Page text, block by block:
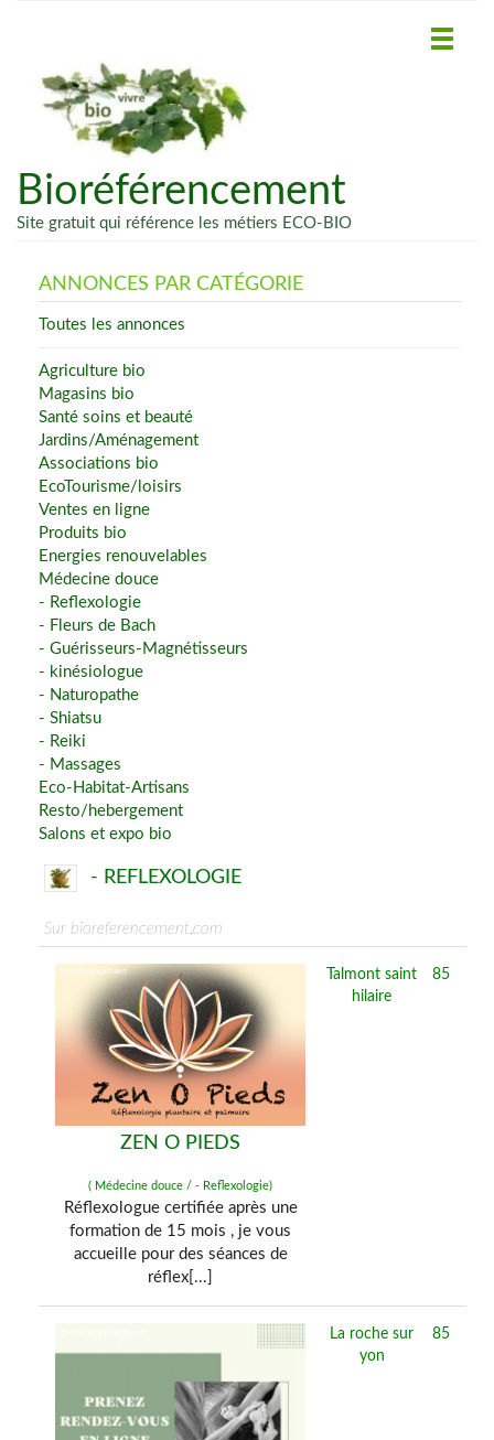
Bioréférencement
Site gratuit qui référence les métiers ECO-BIO
ANNONCES PAR CATÉGORIE
Toutes les annonces
Agriculture bio
Magasins bio
Santé soins et beauté
Jardins/Aménagement
Associations bio
EcoTourisme/loisirs
Ventes en ligne
Produits bio
Energies renouvelables
Médecine douce
- Reflexologie
- Fleurs de Bach
- Guérisseurs-Magnétisseurs
- kinésiologue
- Naturopathe
- Shiatsu
- Reiki
- Massages
Eco-Habitat-Artisans
Resto/hebergement
Salons et expo bio
- REFLEXOLOGIE
Sur bioreferencement.com
ZEN O PIEDS
( Médecine douce / - Reflexologie)
Réflexologue certifiée après une
formation de 15 mois , je vous
accueille pour des séances de
réflex[...]
Talmont saint
hilaire
85
La roche sur
yon
85